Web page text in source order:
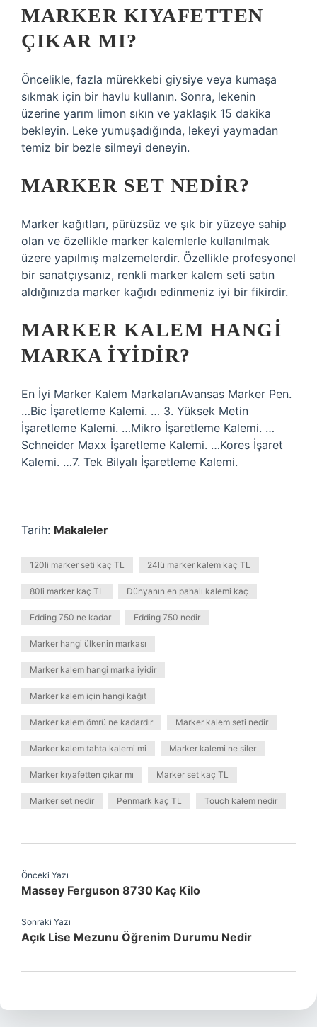
MARKER KIYAFETTEN
ÇIKAR MI?
Öncelikle, fazla mürekkebi giysiye veya kumaşa
sıkmak için bir havlu kullanın. Sonra, lekenin
üzerine yarım limon sıkın ve yaklaşık 15 dakika
bekleyin. Leke yumuşadığında, lekeyi yaymadan
temiz bir bezle silmeyi deneyin.
MARKER SET NEDIR?
Marker kağıtları, pürüzsüz ve şık bir yüzeye sahip
olan ve özellikle marker kalemlerle kullanılmak
üzere yapılmış malzemelerdir. Özellikle profesyonel
bir sanatçıysanız, renkli marker kalem seti satın
aldığınızda marker kağıdı edinmeniz iyi bir fikirdir.
MARKER KALEM HANGI
MARKA IYIDIR?
En İyi Marker Kalem MarkalarıAvansas Marker Pen.
…Bic İşaretleme Kalemi. … 3. Yüksek Metin
İşaretleme Kalemi. …Mikro İşaretleme Kalemi. …
Schneider Maxx İşaretleme Kalemi. …Kores İşaret
Kalemi. …7. Tek Bilyalı İşaretleme Kalemi.
Tarih: Makaleler
120li marker seti kaç TL 24lü marker kalem kaç TL
80li marker kaç TL Dünyanın en pahalı kalemi kaç
Edding 750 ne kadar Edding 750 nedir
Marker hangi ülkenin markası
Marker kalem hangi marka iyidir
Marker kalem için hangi kağıt
Marker kalem ömrü ne kadardır Marker kalem seti nedir
Marker kalem tahta kalemi mi Marker kalemi ne siler
Marker kıyafetten çıkar mı Marker set kaç TL
Marker set nedir Penmark kaç TL Touch kalem nedir
Önceki Yazı
Massey Ferguson 8730 Kaç Kilo
Sonraki Yazı
Açık Lise Mezunu Öğrenim Durumu Nedir